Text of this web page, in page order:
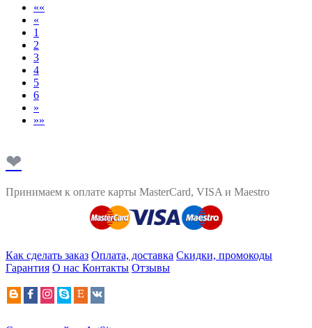
««
«
1
2
3
4
5
6
»
»»
❤
Принимаем к оплате карты MasterCard, VISA и Maestro
Как сделать заказ Оплата, доставка Скидки, промокоды
Гарантия О нас Контакты Отзывы